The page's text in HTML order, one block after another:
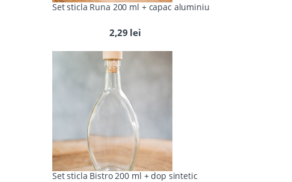
Set sticla Runa 200 ml + capac aluminiu
2,29 lei
Set sticla Bistro 200 ml + dop sintetic